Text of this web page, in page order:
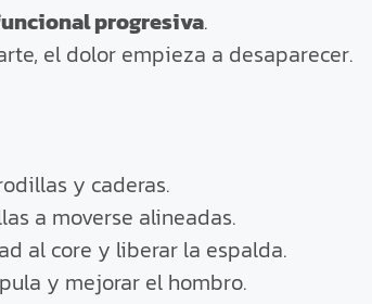
progresiva.
el dolor empieza a desaparecer.
y caderas.
a moverse alineadas.
al core y liberar la espalda.
y mejorar el hombro.